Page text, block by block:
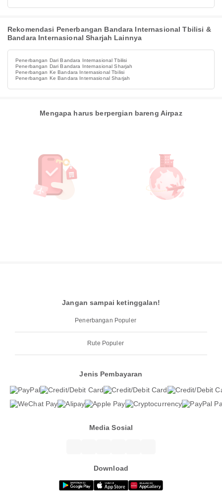
Rekomendasi Penerbangan Bandara Internasional Tbilisi &
Bandara Internasional Sharjah Lainnya
Penerbangan Dari Bandara Internasional Tbilisi
Penerbangan Dari Bandara Internasional Sharjah
Penerbangan Ke Bandara Internasional Tbilisi
Penerbangan Ke Bandara Internasional Sharjah
Mengapa harus berpergian bareng Airpaz
Jangan sampai ketinggalan!
Penerbangan Populer
Rute Populer
Jenis Pembayaran
Media Sosial
Download